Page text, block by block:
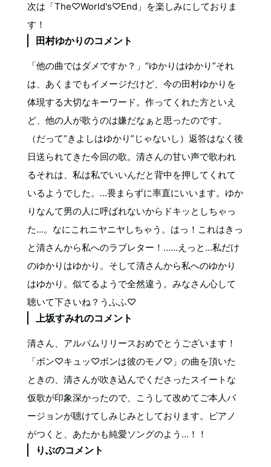
次は「The♡World's♡End」を楽しみにしておりま
す！
田村ゆかりのコメント
「他の曲ではダメですか？」“ゆかりはゆかり”それ
は、あくまでもイメージだけど、今の田村ゆかりを
体現する大切なキーワード。作ってくれた方といえ
ど、他の人が歌うのは嫌だなぁと思ったのです。
（だって“きよしはゆかり”じゃないし）返答はなく後
日送られてきた今回の歌。清さんの甘い声で歌われ
るそれは、私は私でいいんだと背中を押してくれて
いるようでした。…畏まらずに率直にいいます。ゆか
りなんて男の人に呼ばれないからドキッとしちゃっ
た…。なにこれニヤニヤしちゃう。はっ！これはきっ
と清さんから私へのラブレター！……えっと…私だけ
のゆかりはゆかり。そして清さんから私へのゆかり
はゆかり。似てるようで全然違う。みなさん心して
聴いて下さいね？うふふ♡
上坂すみれのコメント
清さん、アルバムリリースおめでとうございます！
「ボン♡キュッ♡ボンは彼のモノ♡」の曲を頂いた
ときの、清さんが吹き込んでくださったスイートな
仮歌が印象深かったので、こうして改めてご本人バ
ージョンが聴けてしみじみとしております。ピアノ
がつくと、あたかも純愛ソングのよう…！！
りぶのコメント